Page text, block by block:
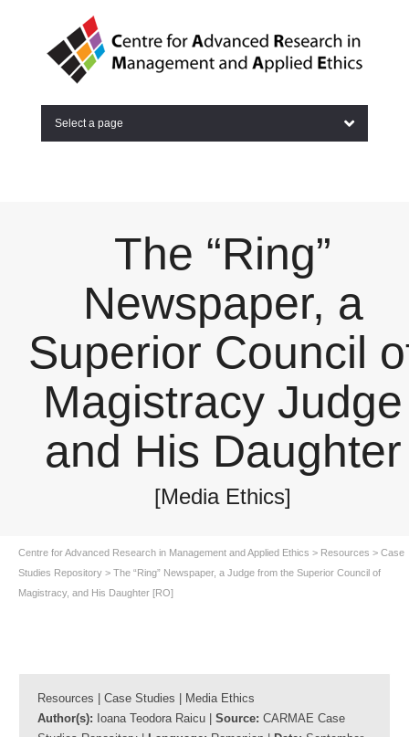
Select a page
The “Ring”
Newspaper, a
Superior Council
Magistracy Judge
and His Daughter
[Media Ethics]
Centre for Advanced Research in Management and Applied Ethics > Resources > Case
Studies Repository > The “Ring” Newspaper, a Judge from the Superior Council of
Magistracy, and His Daughter [RO]
Resources | Case Studies | Media Ethics
Author(s): Ioana Teodora Raicu | Source: CARMAE Case